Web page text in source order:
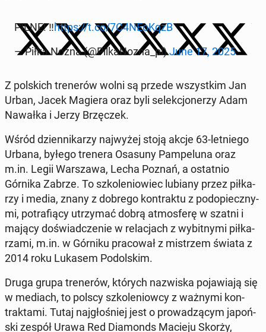
PILNE! ‼️https://t.co/7C4NEoKqzB
— Piłka Nożna (@Pil­ka­No­zna_pl)June 17, 2025
Z pol­skich tre­ne­rów wolni są przede wszyst­kim Jan
Urban, Jacek Magiera oraz byli se­lek­cjo­ne­rzy Adam
Nawałka i Jerzy Brzę­czek.
Wśród dzien­ni­ka­rzy naj­wy­żej stoją akcje 63-let­nie­go
Urbana, byłego trenera Osasuny Pam­pe­lu­na oraz
m.in. Legii War­sza­wa, Lecha Poznań, a ostat­nio
Górnika Zabrze. To szko­le­nio­wiec lubiany przez pił­ka­
rzy i media, znany z dobrego kon­trak­tu z pod­opiecz­ny­
mi, po­tra­fią­cy utrzy­mać dobrą at­mos­fe­rę w szatni i
mający do­świad­cze­nie w re­la­cjach z wy­bit­ny­mi pił­ka­
rza­mi, m.in. w Górniku pra­co­wał z mi­strzem świata z
2014 roku Lukasem Po­dol­skim.
Druga grupa tre­ne­rów, których na­zwi­ska po­ja­wia­ją się
w mediach, to polscy szko­le­niow­cy z ważnymi kon­
trak­ta­mi. Tutaj naj­gło­śniej jest o pro­wa­dzą­cym ja­poń­
ski zespół Urawa Red Dia­monds Macieju Skorży,